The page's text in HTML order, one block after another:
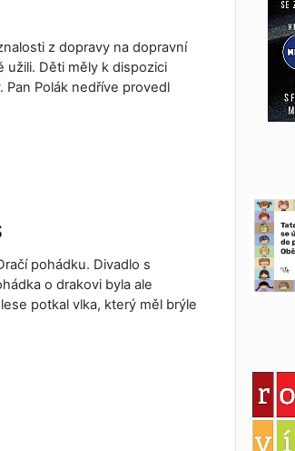
z dopravy na dopravní
užili. Děti měly k dispozici
Polák nedříve provedl
pohádku. Divadlo s
o drakovi byla ale
potkal vlka, který měl brýle